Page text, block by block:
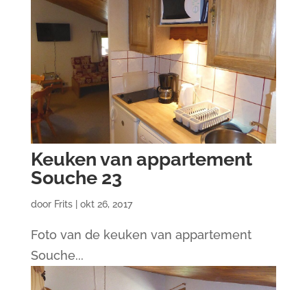
Keuken van appartement
Souche 23
door Frits| okt 26, 2017
Foto van de keuken van appartement
Souche...